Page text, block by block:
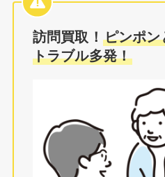
訪問買取！ ピンポン
トラブル多発！